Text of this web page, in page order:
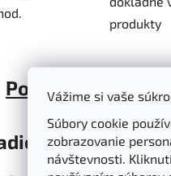
Vážime si vaše
Súbory cookie
zobrazovanie
návštevnosti.
produkty
Popis
100%